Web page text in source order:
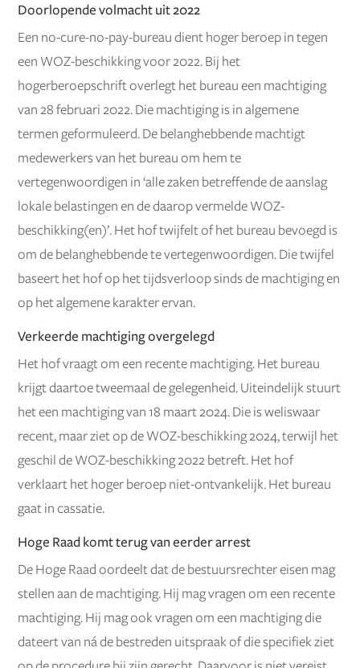
Doorlopende volmacht uit 2022
Een no-cure-no-pay-bureau dient hoger beroep in tegen
een WOZ-beschikking voor 2022. Bij het
hogerberoepschrift overlegt het bureau een machtiging
van 28 februari 2022. Die machtiging is in algemene
termen geformuleerd. De belanghebbende machtigt
medewerkers van het bureau om hem te
vertegenwoordigen in ‘alle zaken betreffende de aanslag
lokale belastingen en de daarop vermelde WOZ-
beschikking(en)’. Het hof twijfelt of het bureau bevoegd is
om de belanghebbende te vertegenwoordigen. Die twijfel
baseert het hof op het tijdsverloop sinds de machtiging en
op het algemene karakter ervan.
Verkeerde machtiging overgelegd
Het hof vraagt om een recente machtiging. Het bureau
krijgt daartoe tweemaal de gelegenheid. Uiteindelijk stuurt
het een machtiging van 18 maart 2024. Die is weliswaar
recent, maar ziet op de WOZ-beschikking 2024, terwijl het
geschil de WOZ-beschikking 2022 betreft. Het hof
verklaart het hoger beroep niet-ontvankelijk. Het bureau
gaat in cassatie.
Hoge Raad komt terug van eerder arrest
De Hoge Raad oordeelt dat de bestuursrechter eisen mag
stellen aan de machtiging. Hij mag vragen om een recente
machtiging. Hij mag ook vragen om een machtiging die
dateert van ná de bestreden uitspraak of die specifiek ziet